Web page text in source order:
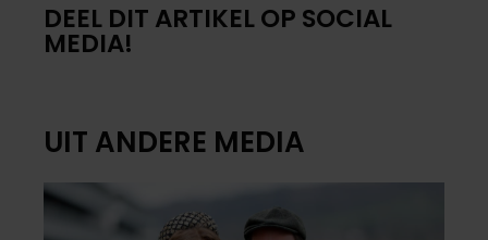
DEEL DIT ARTIKEL OP SOCIAL
MEDIA!
UIT ANDERE MEDIA